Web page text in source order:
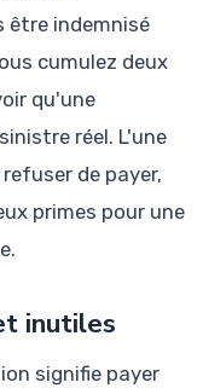
être indemnisé
cumulez deux
qu'une
réel. L'une
de payer,
primes pour une
inutiles
signifie payer